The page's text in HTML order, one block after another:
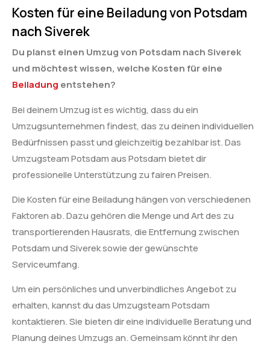
Kosten für eine Beiladung von Potsdam
nach Siverek
Du planst einen Umzug von Potsdam nach Siverek
und möchtest wissen, welche Kosten für eine
Beiladung entstehen?
Bei deinem Umzug ist es wichtig, dass du ein
Umzugsunternehmen findest, das zu deinen individuellen
Bedürfnissen passt und gleichzeitig bezahlbar ist. Das
Umzugsteam Potsdam aus Potsdam bietet dir
professionelle Unterstützung zu fairen Preisen.
Die Kosten für eine Beiladung hängen von verschiedenen
Faktoren ab. Dazu gehören die Menge und Art des zu
transportierenden Hausrats, die Entfernung zwischen
Potsdam und Siverek sowie der gewünschte
Serviceumfang.
Um ein persönliches und unverbindliches Angebot zu
erhalten, kannst du das Umzugsteam Potsdam
kontaktieren. Sie bieten dir eine individuelle Beratung und
Planung deines Umzugs an. Gemeinsam könnt ihr den